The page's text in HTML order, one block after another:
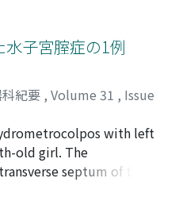
cut surface of the
of a granular core
oxalate, concentric
in the mid-zone
substances in the outer
cell carcinoma (clear
(tubular
the occult blood
clear gastrointestinal
2 cases of synchronous
nephrectomy
子宮腟症の1例
紀要 , Volume 31 , Issue
;稲田, 文衛;高村, 孝夫 ;八
FUJII, Hiromitsu
;TAKAMURA, Takao
with left
old girl. The
septum of the
confirmed by